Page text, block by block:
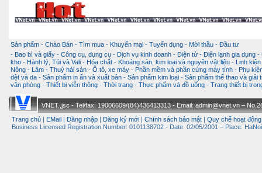
Sản phẩm - Chào Bán - Tìm mua - Khuyến mại - Tuyển dụng - Mời thầu - Đầu tư
- Bao bì và giấy - Công cụ, dụng cụ - Dịch vụ kinh doanh - Điện tử - Điện lạnh gia dụng -
kho - Hành lý, Túi và Vali - Hóa chất - Khoáng sản, kim loại và nguyên vật liệu -
Linh
Nông - Lâm - Thuỷ hải sản - Ô tô, xe máy - Phần mềm và phần cứng máy tính - Phụ
dệt và da - Sản phẩm in ấn và xuất bản - Sản phẩm kim loại - Sản phẩm thể thao và giải
văn phòng - Thiết bị viễn thông - Thời trang - Thực phẩm và đồ uống - Trang thiết bị
VNET.,jsc - Tel/fax: 19006609/(84)436413313 - Email: admin@vnet.vn –
Trang chủ
EMail Đăng nhập Đăng ký mới Chính sách bảo mật Quy chế hoạt động
Business Licensed Registration Number: 0101138702 - Date: 02/05/2001 – Place: